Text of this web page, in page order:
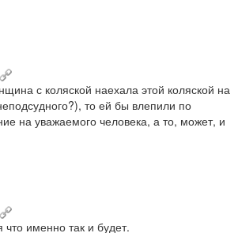
с коляской наехала этой коляской на
то ей бы влепили по
на уважаемого человека, а то, может, и
именно так и будет.